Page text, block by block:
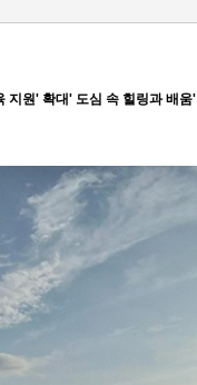
지원' 확대' 도심 속 힐링과 배움'